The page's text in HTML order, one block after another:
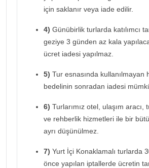
için saklanır veya iade edilir.
4) Günübirlik turlarda katılımcı
geziye 3 günden az kala
ücret iadesi yapılmaz.
5) Tur esnasında kullanılmayan
bedelinin sonradan iadesi
6) Turlarımız otel, ulaşım aracı,
ve rehberlik hizmetleri ile bir
ayrı düşünülmez.
7) Yurt İçi Konaklamalı turlarda
önce yapılan iptallerde ücretin